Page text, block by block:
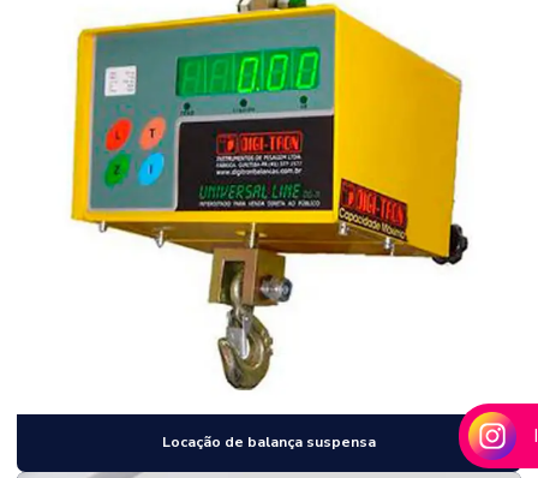
Locação de balança suspensa